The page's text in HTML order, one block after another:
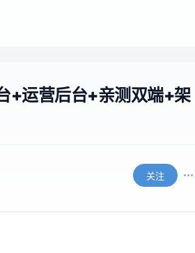
+运营后台+亲测双端+架
关注